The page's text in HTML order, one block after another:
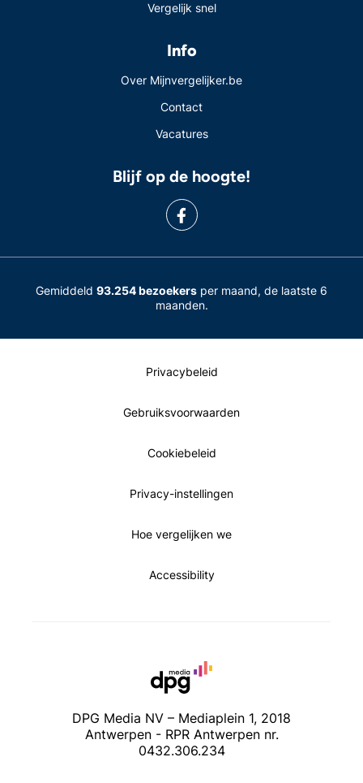
Vergelijk snel
Info
Over Mijnvergelijker.be
Contact
Vacatures
Blijf op de hoogte!
Gemiddeld 93.254 bezoekers per maand, de laatste 6
maanden.
Privacybeleid
Gebruiksvoorwaarden
Cookiebeleid
Privacy-instellingen
Hoe vergelijken we
Accessibility
DPG Media NV – Mediaplein 1, 2018
Antwerpen - RPR Antwerpen nr.
0432.306.234